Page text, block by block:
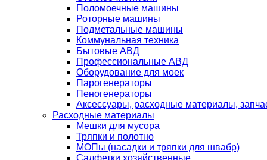
Поломоечные машины
Роторные машины
Подметальные машины
Коммунальная техника
Бытовые АВД
Профессиональные АВД
Оборудование для моек
Парогенераторы
Пеногенераторы
Аксессуары, расходные материалы,
Расходные материалы
Мешки для мусора
Тряпки и полотно
МОПы (насадки и тряпки для швабр)
Салфетки хозяйственные